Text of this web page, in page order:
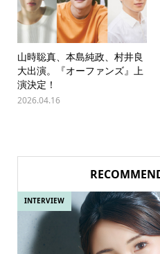
山時聡真、本島純政、村井良
大出演。『オーファンズ』上
演決定！
2026.04.16
INTERVIEW